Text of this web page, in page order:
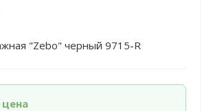
"Zebo" черный 9715-R